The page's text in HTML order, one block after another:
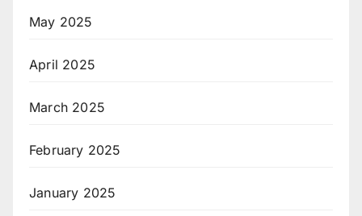
May 2025
April 2025
March 2025
February 2025
January 2025